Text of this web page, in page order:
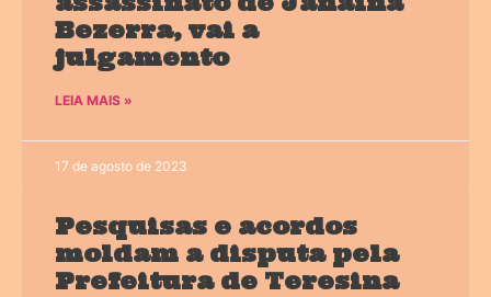
Bezerra, vai a
julgamento
LEIA MAIS »
17 de agosto de 2023
Pesquisas e acordos
moldam a disputa pela
Prefeitura de Teresina